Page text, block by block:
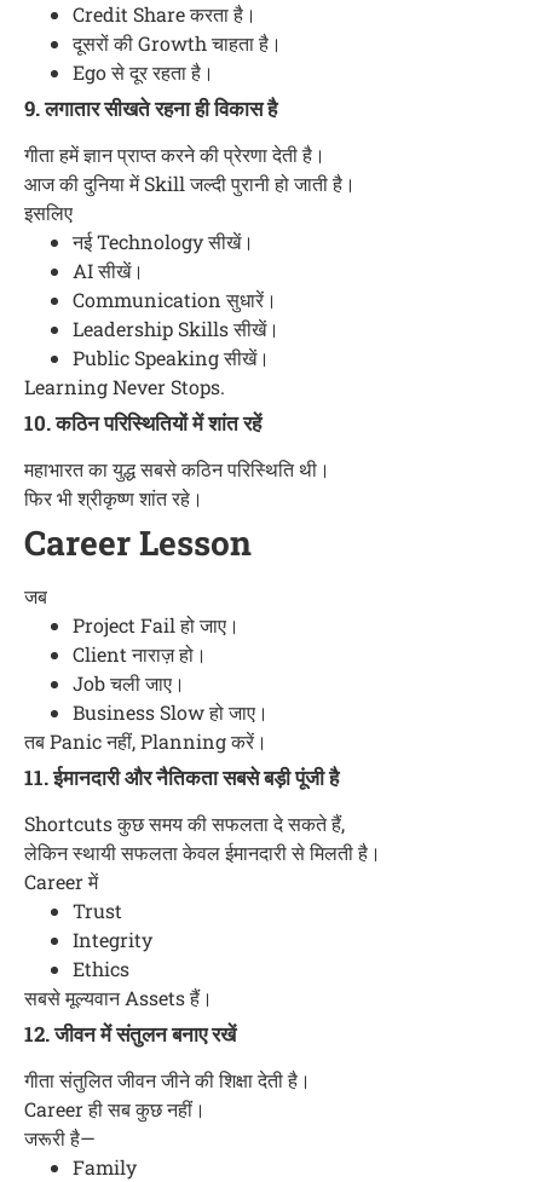
Credit Share करता है।
दूसरों की Growth चाहता है।
Ego से दूर रहता है।
9. लगातार सीखते रहना ही विकास है
गीता हमें ज्ञान प्राप्त करने की प्रेरणा देती है।
आज की दुनिया में Skill जल्दी पुरानी हो जाती है।
इसलिए
नई Technology सीखें।
AI सीखें।
Communication सुधारें।
Leadership Skills सीखें।
Public Speaking सीखें।
Learning Never Stops.
10. कठिन परिस्थितियों में शांत रहें
महाभारत का युद्ध सबसे कठिन परिस्थिति थी।
फिर भी श्रीकृष्ण शांत रहे।
Career Lesson
जब
Project Fail हो जाए।
Client नाराज़ हो।
Job चली जाए।
Business Slow हो जाए।
तब Panic नहीं, Planning करें।
11. ईमानदारी और नैतिकता सबसे बड़ी पूंजी है
Shortcuts कुछ समय की सफलता दे सकते हैं,
लेकिन स्थायी सफलता केवल ईमानदारी से मिलती है।
Career में
Trust
Integrity
Ethics
सबसे मूल्यवान Assets हैं।
12. जीवन में संतुलन बनाए रखें
गीता संतुलित जीवन जीने की शिक्षा देती है।
Career ही सब कुछ नहीं।
जरूरी है—
Family